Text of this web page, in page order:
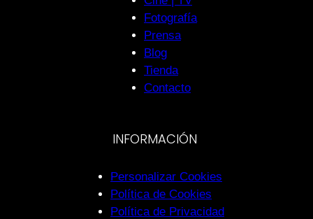
Fotografía
Prensa
Blog
Tienda
Contacto
INFORMACIÓN
Personalizar Cookies
Política de Cookies
Política de Privacidad